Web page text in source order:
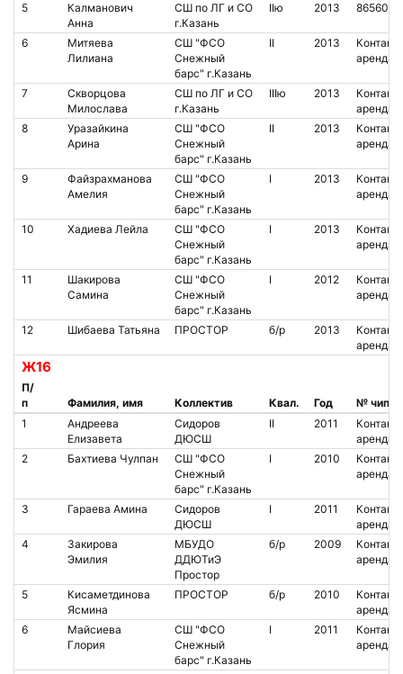
5
Калманович
Анна
СШ по ЛГ и СО
г.Казань
IIю 2013 8656072
6
Митяева
Лилиана
СШ "ФСО
Снежный
барс" г.Казань
II 2013
Контакт.
аренда
7
Скворцова
Милослава
СШ по ЛГ и СО
г.Казань
IIIю 2013
Контакт.
аренда
8
Уразайкина
Арина
СШ "ФСО
Снежный
барс" г.Казань
II 2013
Контакт.
аренда
9
Файзрахманова
Амелия
СШ "ФСО
Снежный
барс" г.Казань
I 2013
Контакт.
аренда
10 Хадиева Лейла
СШ "ФСО
Снежный
барс" г.Казань
I 2013
Контакт.
аренда
11
Шакирова
Самина
СШ "ФСО
Снежный
барс" г.Казань
I 2012
Контакт.
аренда
12 Шибаева Татьяна ПРОСТОР б/р 2013
Контакт.
аренда
Ж16
П/
п
Фамилия, имя Коллектив Квал. Год
№ чипа
1
Андреева
Елизавета
Сидоров
ДЮСШ
II 2011
Контакт.
аренда
2
Бахтиева Чулпан
СШ "ФСО
Снежный
барс" г.Казань
I 2010
Контакт.
аренда
3 Гараева Амина
Сидоров
ДЮСШ
I 2011
Контакт.
аренда
4
Закирова
Эмилия
МБУДО
ДДЮТиЭ
Простор
б/р 2009
Контакт.
аренда
5
Кисаметдинова
Ясмина
ПРОСТОР б/р 2010
Контакт.
аренда
6
Майсиева
Глория
СШ "ФСО
Снежный
барс" г.Казань
I 2011
Контакт.
аренда